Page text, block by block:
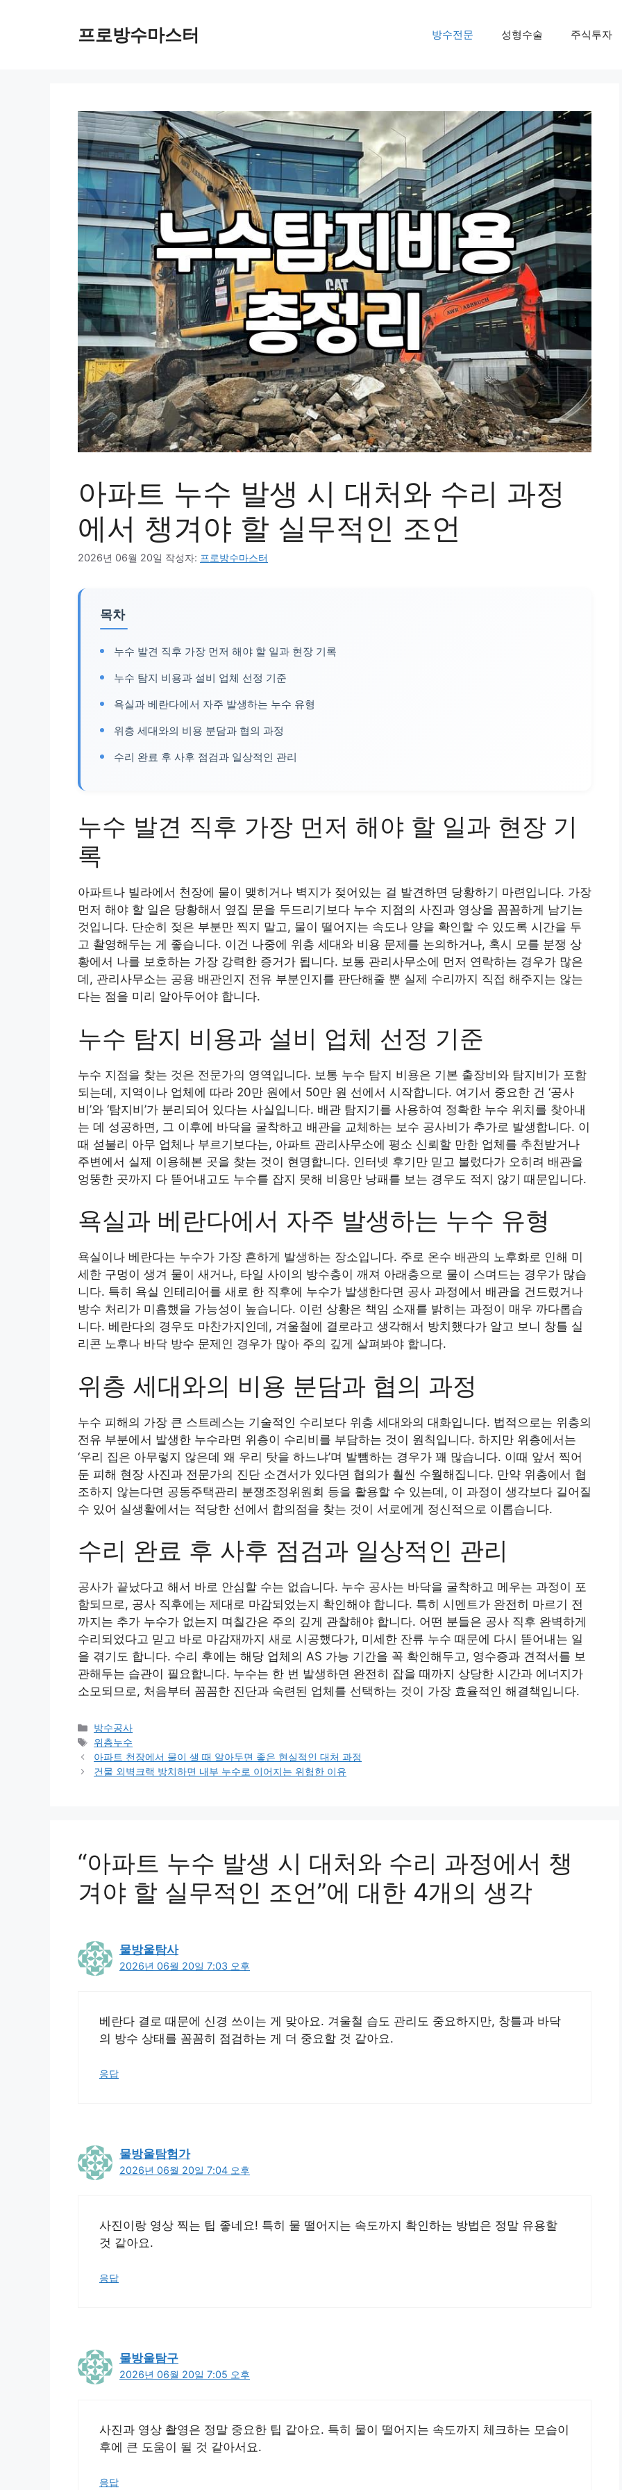
프로방수마스터 방수전문 성형수술 주식투자
아파트 누수 발생 시 대처와 수리 과정
에서 챙겨야 할 실무적인 조언
2026년 06월 20일 작성자: 프로방수마스터
목차
누수 발견 직후 가장 먼저 해야 할 일과 현장 기록
누수 탐지 비용과 설비 업체 선정 기준
욕실과 베란다에서 자주 발생하는 누수 유형
위층 세대와의 비용 분담과 협의 과정
수리 완료 후 사후 점검과 일상적인 관리
누수 발견 직후 가장 먼저 해야 할 일과 현장 기
록
아파트나 빌라에서 천장에 물이 맺히거나 벽지가 젖어있는 걸 발견하면 당황하기 마련입니다. 가장
먼저 해야 할 일은 당황해서 옆집 문을 두드리기보다 누수 지점의 사진과 영상을 꼼꼼하게 남기는
것입니다. 단순히 젖은 부분만 찍지 말고, 물이 떨어지는 속도나 양을 확인할 수 있도록 시간을 두
고 촬영해두는 게 좋습니다. 이건 나중에 위층 세대와 비용 문제를 논의하거나, 혹시 모를 분쟁 상
황에서 나를 보호하는 가장 강력한 증거가 됩니다. 보통 관리사무소에 먼저 연락하는 경우가 많은
데, 관리사무소는 공용 배관인지 전유 부분인지를 판단해줄 뿐 실제 수리까지 직접 해주지는 않는
다는 점을 미리 알아두어야 합니다.
누수 탐지 비용과 설비 업체 선정 기준
누수 지점을 찾는 것은 전문가의 영역입니다. 보통 누수 탐지 비용은 기본 출장비와 탐지비가 포함
되는데, 지역이나 업체에 따라 20만 원에서 50만 원 선에서 시작합니다. 여기서 중요한 건 ‘공사
비’와 ‘탐지비’가 분리되어 있다는 사실입니다. 배관 탐지기를 사용하여 정확한 누수 위치를 찾아내
는 데 성공하면, 그 이후에 바닥을 굴착하고 배관을 교체하는 보수 공사비가 추가로 발생합니다. 이
때 섣불리 아무 업체나 부르기보다는, 아파트 관리사무소에 평소 신뢰할 만한 업체를 추천받거나
주변에서 실제 이용해본 곳을 찾는 것이 현명합니다. 인터넷 후기만 믿고 불렀다가 오히려 배관을
엉뚱한 곳까지 다 뜯어내고도 누수를 잡지 못해 비용만 낭패를 보는 경우도 적지 않기 때문입니다.
욕실과 베란다에서 자주 발생하는 누수 유형
욕실이나 베란다는 누수가 가장 흔하게 발생하는 장소입니다. 주로 온수 배관의 노후화로 인해 미
세한 구멍이 생겨 물이 새거나, 타일 사이의 방수층이 깨져 아래층으로 물이 스며드는 경우가 많습
니다. 특히 욕실 인테리어를 새로 한 직후에 누수가 발생한다면 공사 과정에서 배관을 건드렸거나
방수 처리가 미흡했을 가능성이 높습니다. 이런 상황은 책임 소재를 밝히는 과정이 매우 까다롭습
니다. 베란다의 경우도 마찬가지인데, 겨울철에 결로라고 생각해서 방치했다가 알고 보니 창틀 실
리콘 노후나 바닥 방수 문제인 경우가 많아 주의 깊게 살펴봐야 합니다.
위층 세대와의 비용 분담과 협의 과정
누수 피해의 가장 큰 스트레스는 기술적인 수리보다 위층 세대와의 대화입니다. 법적으로는 위층의
전유 부분에서 발생한 누수라면 위층이 수리비를 부담하는 것이 원칙입니다. 하지만 위층에서는
‘우리 집은 아무렇지 않은데 왜 우리 탓을 하느냐’며 발뺌하는 경우가 꽤 많습니다. 이때 앞서 찍어
둔 피해 현장 사진과 전문가의 진단 소견서가 있다면 협의가 훨씬 수월해집니다. 만약 위층에서 협
조하지 않는다면 공동주택관리 분쟁조정위원회 등을 활용할 수 있는데, 이 과정이 생각보다 길어질
수 있어 실생활에서는 적당한 선에서 합의점을 찾는 것이 서로에게 정신적으로 이롭습니다.
수리 완료 후 사후 점검과 일상적인 관리
공사가 끝났다고 해서 바로 안심할 수는 없습니다. 누수 공사는 바닥을 굴착하고 메우는 과정이 포
함되므로, 공사 직후에는 제대로 마감되었는지 확인해야 합니다. 특히 시멘트가 완전히 마르기 전
까지는 추가 누수가 없는지 며칠간은 주의 깊게 관찰해야 합니다. 어떤 분들은 공사 직후 완벽하게
수리되었다고 믿고 바로 마감재까지 새로 시공했다가, 미세한 잔류 누수 때문에 다시 뜯어내는 일
을 겪기도 합니다. 수리 후에는 해당 업체의 AS 가능 기간을 꼭 확인해두고, 영수증과 견적서를 보
관해두는 습관이 필요합니다. 누수는 한 번 발생하면 완전히 잡을 때까지 상당한 시간과 에너지가
소모되므로, 처음부터 꼼꼼한 진단과 숙련된 업체를 선택하는 것이 가장 효율적인 해결책입니다.
카
테
고
리
방수공사
태
그
위층누수
아파트 천장에서 물이 샐 때 알아두면 좋은 현실적인 대처 과정
건물 외벽크랙 방치하면 내부 누수로 이어지는 위험한 이유
“아파트 누수 발생 시 대처와 수리 과정에서 챙
겨야 할 실무적인 조언”에 대한 4개의 생각
물방울탐사
2026년 06월 20일 7:03 오후
베란다 결로 때문에 신경 쓰이는 게 맞아요. 겨울철 습도 관리도 중요하지만, 창틀과 바닥
의 방수 상태를 꼼꼼히 점검하는 게 더 중요할 것 같아요.
응답
물방울탐험가
2026년 06월 20일 7:04 오후
사진이랑 영상 찍는 팁 좋네요! 특히 물 떨어지는 속도까지 확인하는 방법은 정말 유용할
것 같아요.
응답
물방울탐구
2026년 06월 20일 7:05 오후
사진과 영상 촬영은 정말 중요한 팁 같아요. 특히 물이 떨어지는 속도까지 체크하는 모습이
후에 큰 도움이 될 것 같아서요.
응답